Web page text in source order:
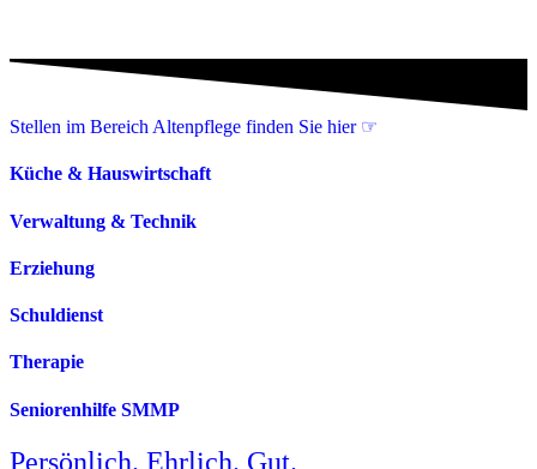
Stellen im Bereich Altenpflege finden Sie hier ☞
Küche & Hauswirtschaft
Verwaltung & Technik
Erziehung
Schuldienst
Therapie
Seniorenhilfe SMMP
Persönlich. Ehrlich. Gut.